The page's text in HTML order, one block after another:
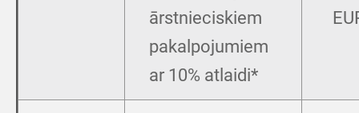
ārstnieciskiem
pakalpojumiem
ar 10% atlaidi*